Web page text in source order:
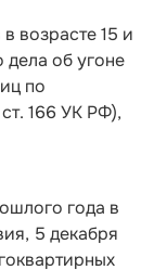
возрасте 15 и
дела об угоне
по
166 УК РФ),
года в
5 декабря